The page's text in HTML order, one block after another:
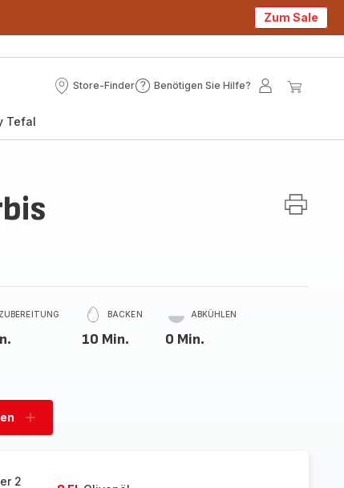
Zum Sale
Store-Finder
Store-
Benötigen Sie Hilfe?
Benötigen
Mein
Tefal
ZUBEREITUNG BACKEN
10 Min.
ABKÜHLEN
0 Min.
Personen
2